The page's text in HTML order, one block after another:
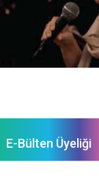
E-Bülten Üyeliği